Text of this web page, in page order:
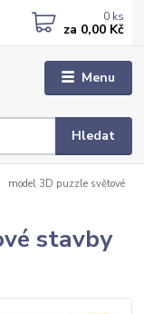
Menu
Hledat
0 ks
za 0,00 Kč
model 3D puzzle světové
stavby